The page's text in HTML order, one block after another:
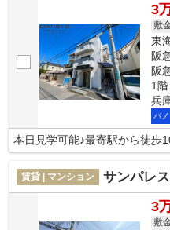
3
敷
東
阪
阪
1
兵
パ
本日見学可能♪最寄駅から徒歩
賃貸 | マンション サンパレ
3
敷